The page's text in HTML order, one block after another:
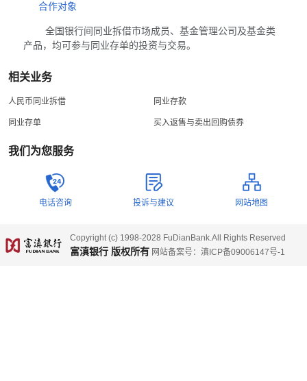
合作对象
全国银行间同业拆借市场成员、基金管理公司及基金类
产品，均可参与同业存单的投资与交易。
相关业务
人民币同业拆借 同业存款
同业存单 买入返售与卖出回购债券
我们为您服务
电话咨询 投诉与建议 网站地图
Copyright (c) 1998-2028 FuDianBank.All Rights Reserved
富滇银行 版权所有 网站备案号：滇ICP备09006147号-1